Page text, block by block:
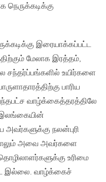
நெருக்கடிக்கு
இரையாக்கப்பட்ட
மேலாக இரத்தம்,
சந்தர்ப்பங்களில் உயிர்களை
பாரிய
வாழ்க்கைத்தரத்திலே
இலங்கையின்
நலன்புரி
அவை அவர்களை
உரிமை
இல்லை. வாழ்க்கைச்